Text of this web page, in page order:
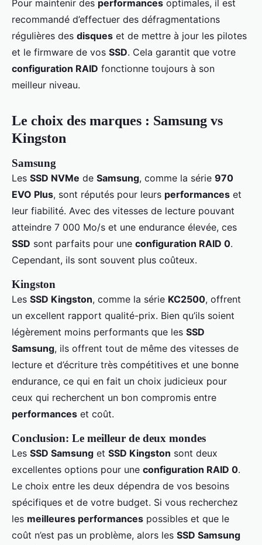
Pour maintenir des performances optimales, il est
recommandé d’effectuer des défragmentations
régulières des disques et de mettre à jour les pilotes
et le firmware de vos SSD. Cela garantit que votre
configuration RAID fonctionne toujours à son
meilleur niveau.
Le choix des marques : Samsung vs
Kingston
Samsung
Les SSD NVMe de Samsung, comme la série 970
EVO Plus, sont réputés pour leurs performances et
leur fiabilité. Avec des vitesses de lecture pouvant
atteindre 7 000 Mo/s et une endurance élevée, ces
SSD sont parfaits pour une configuration RAID 0.
Cependant, ils sont souvent plus coûteux.
Kingston
Les SSD Kingston, comme la série KC2500, offrent
un excellent rapport qualité-prix. Bien qu’ils soient
légèrement moins performants que les SSD
Samsung, ils offrent tout de même des vitesses de
lecture et d’écriture très compétitives et une bonne
endurance, ce qui en fait un choix judicieux pour
ceux qui recherchent un bon compromis entre
performances et coût.
Conclusion: Le meilleur de deux mondes
Les SSD Samsung et SSD Kingston sont deux
excellentes options pour une configuration RAID 0.
Le choix entre les deux dépendra de vos besoins
spécifiques et de votre budget. Si vous recherchez
les meilleures performances possibles et que le
coût n’est pas un problème, alors les SSD Samsung